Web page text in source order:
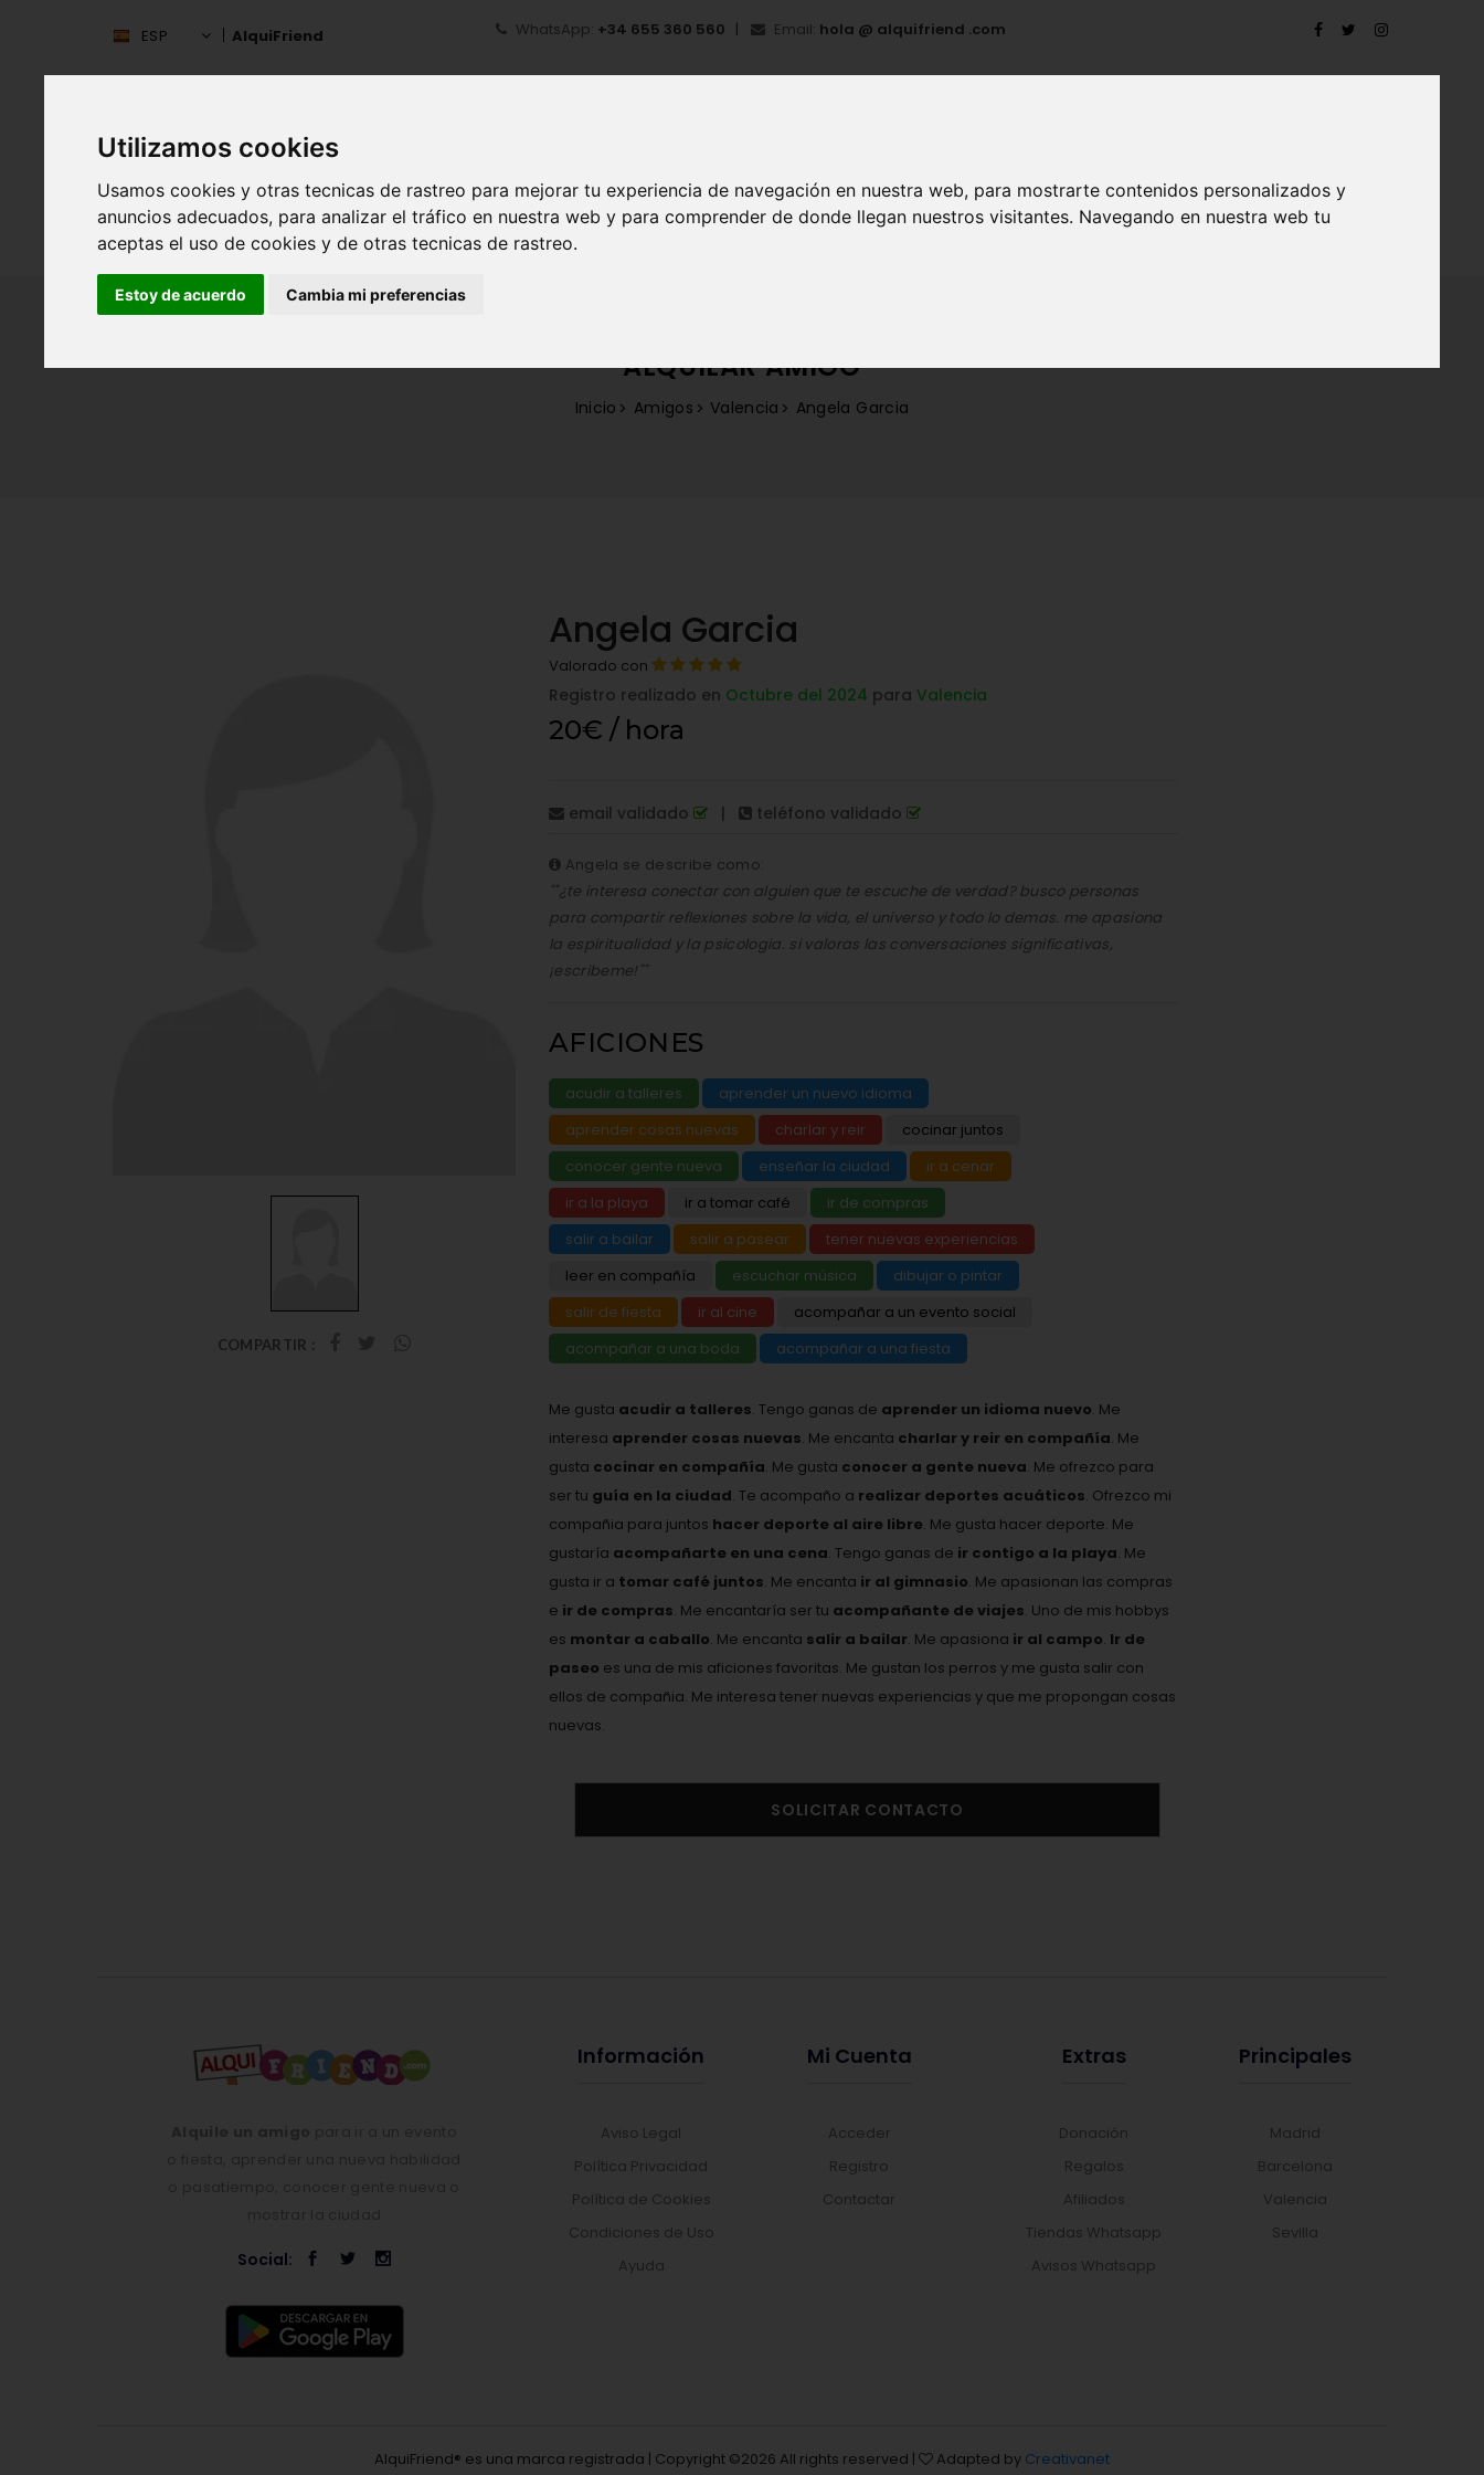
Utilizamos cookies
Usamos cookies y otras tecnicas de rastreo para mejorar tu experiencia de navegación en nuestra web, para mostrarte contenidos personalizados y
anuncios adecuados, para analizar el tráfico en nuestra web y para comprender de donde llegan nuestros visitantes. Navegando en nuestra web tu
aceptas el uso de cookies y de otras tecnicas de rastreo.
Estoy de acuerdo Cambia mi preferencias
ESP AlquiFriend WhatsApp: +34 655 360 560 Email: hola @ alquifriend .com
ESPAÑA INICIO ¿QUÉ ES ALQUIFRIEND?
ALQUILAR AMIGO
Inicio Amigos Valencia Angela Garcia
COMPARTIR :
Angela Garcia
Valorado con
Registro realizado en Octubre del 2024 para Valencia
20€ / hora
email validado | teléfono validado
Angela se describe como:
""¿te interesa conectar con alguien que te escuche de verdad? busco personas
para compartir reflexiones sobre la vida, el universo y todo lo demas. me apasiona
la espiritualidad y la psicologia. si valoras las conversaciones significativas,
¡escribeme!""
AFICIONES
acudir a talleres
aprender un nuevo idioma
aprender cosas nuevas
charlar y reir
cocinar juntos
conocer gente nueva
enseñar la ciudad
ir a cenar
ir a la playa
ir a tomar café
ir de compras
salir a bailar
salir a pasear
tener nuevas experiencias
leer en compañía
escuchar música
dibujar o pintar
salir de fiesta
ir al cine
acompañar a un evento social
acompañar a una boda
acompañar a una fiesta
Me gusta acudir a talleres. Tengo ganas de aprender un idioma nuevo. Me
interesa aprender cosas nuevas. Me encanta charlar y reir en compañía. Me
gusta cocinar en compañía. Me gusta conocer a gente nueva. Me ofrezco para
ser tu guía en la ciudad. Te acompaño a realizar deportes acuáticos. Ofrezco mi
compañia para juntos hacer deporte al aire libre. Me gusta hacer deporte. Me
gustaría acompañarte en una cena. Tengo ganas de ir contigo a la playa. Me
gusta ir a tomar café juntos. Me encanta ir al gimnasio. Me apasionan las compras
e ir de compras. Me encantaría ser tu acompañante de viajes. Uno de mis hobbys
es montar a caballo. Me encanta salir a bailar. Me apasiona ir al campo. Ir de
paseo es una de mis aficiones favoritas. Me gustan los perros y me gusta salir con
ellos de compañia. Me interesa tener nuevas experiencias y que me propongan cosas
nuevas.
SOLICITAR CONTACTO
Social:
Información
Aviso Legal
Política Privacidad
Política de Cookies
Condiciones de Uso
Ayuda
Mi Cuenta
Acceder
Registro
Contactar
Extras
Donación
Regalos
Afiliados
Tiendas Whatsapp
Avisos Whatsapp
Principales
Madrid
Barcelona
Valencia
Sevilla
AlquiFriend® es una marca registrada | Copyright ©2026 All rights reserved | Adapted by Creativanet